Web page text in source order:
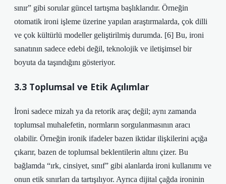
sınır” gibi sorular güncel tartışma başlıklarıdır. Örneğin
otomatik ironi işleme üzerine yapılan araştırmalarda, çok dilli
ve çok kültürlü modeller geliştirilmiş durumda. [6] Bu, ironi
sanatının sadece edebi değil, teknolojik ve iletişimsel bir
boyuta da taşındığını gösteriyor.
3.3 Toplumsal ve Etik Açılımlar
İroni sadece mizah ya da retorik araç değil; aynı zamanda
toplumsal muhalefetin, normların sorgulanmasının aracı
olabilir. Örneğin ironik ifadeler bazen iktidar ilişkilerini açığa
çıkarır, bazen de toplumsal beklentilerin altını çizer. Bu
bağlamda “ırk, cinsiyet, sınıf” gibi alanlarda ironi kullanımı ve
onun etik sınırları da tartışılıyor. Ayrıca dijital çağda ironinin